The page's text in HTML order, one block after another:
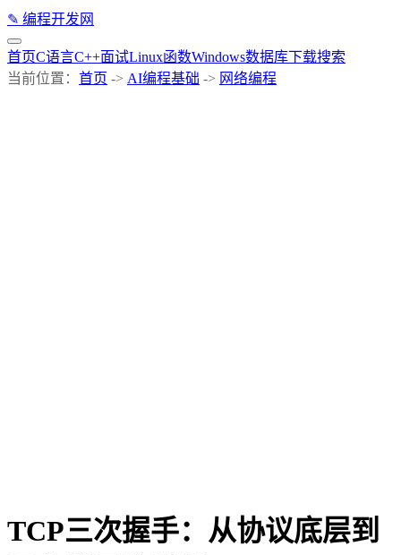
✎ 编程开发网
首页C语言C++面试Linux函数Windows数据库下载搜索
当前位置： 首页 -> AI编程基础 -> 网络编程
TCP三次握手：从协议底层到